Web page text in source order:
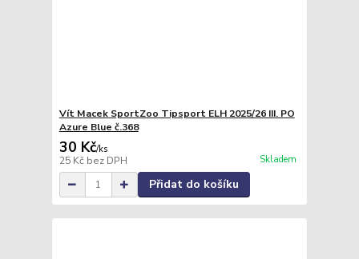
Vít Macek SportZoo Tipsport ELH 2025/26 III. PO
Azure Blue č.368
30 Kč/ks
25 Kč bez DPH Skladem
Přidat do košíku